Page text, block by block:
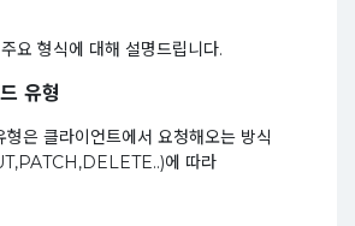
요 형식에 대해 설명드립니다.
유형
은 클라이언트에서 요청해오는 방식
에 따라